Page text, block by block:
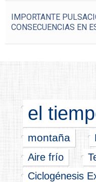
IMPORTANTE
CONSECUENCIAS EN
el
montaña
Aire frío
Ciclogénesis